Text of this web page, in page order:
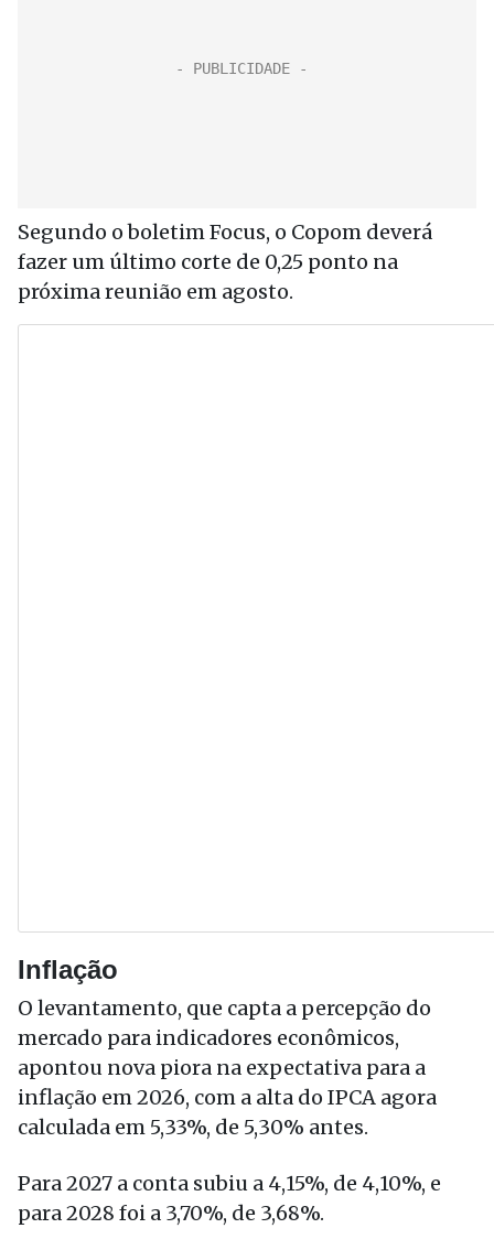
Segundo o boletim Focus, o Copom deverá
fazer um último corte de 0,25 ponto na
próxima reunião em agosto.
Inflação
O levantamento, que capta a percepção do
mercado para indicadores econômicos,
apontou nova piora na expectativa para a
inflação em 2026, com a alta do IPCA agora
calculada em 5,33%, de 5,30% antes.
Para 2027 a conta subiu a 4,15%, de 4,10%, e
para 2028 foi a 3,70%, de 3,68%.